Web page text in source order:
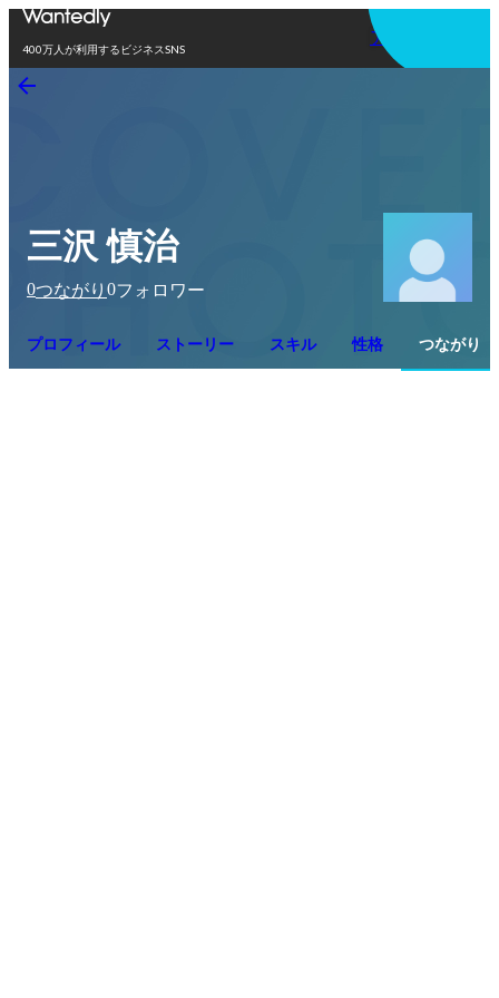
400万人が利用するビジネスSNS
アプリを使う
三沢 慎治
0つながり 0フォロワー
プロフィール ストーリー スキル 性格 つながり